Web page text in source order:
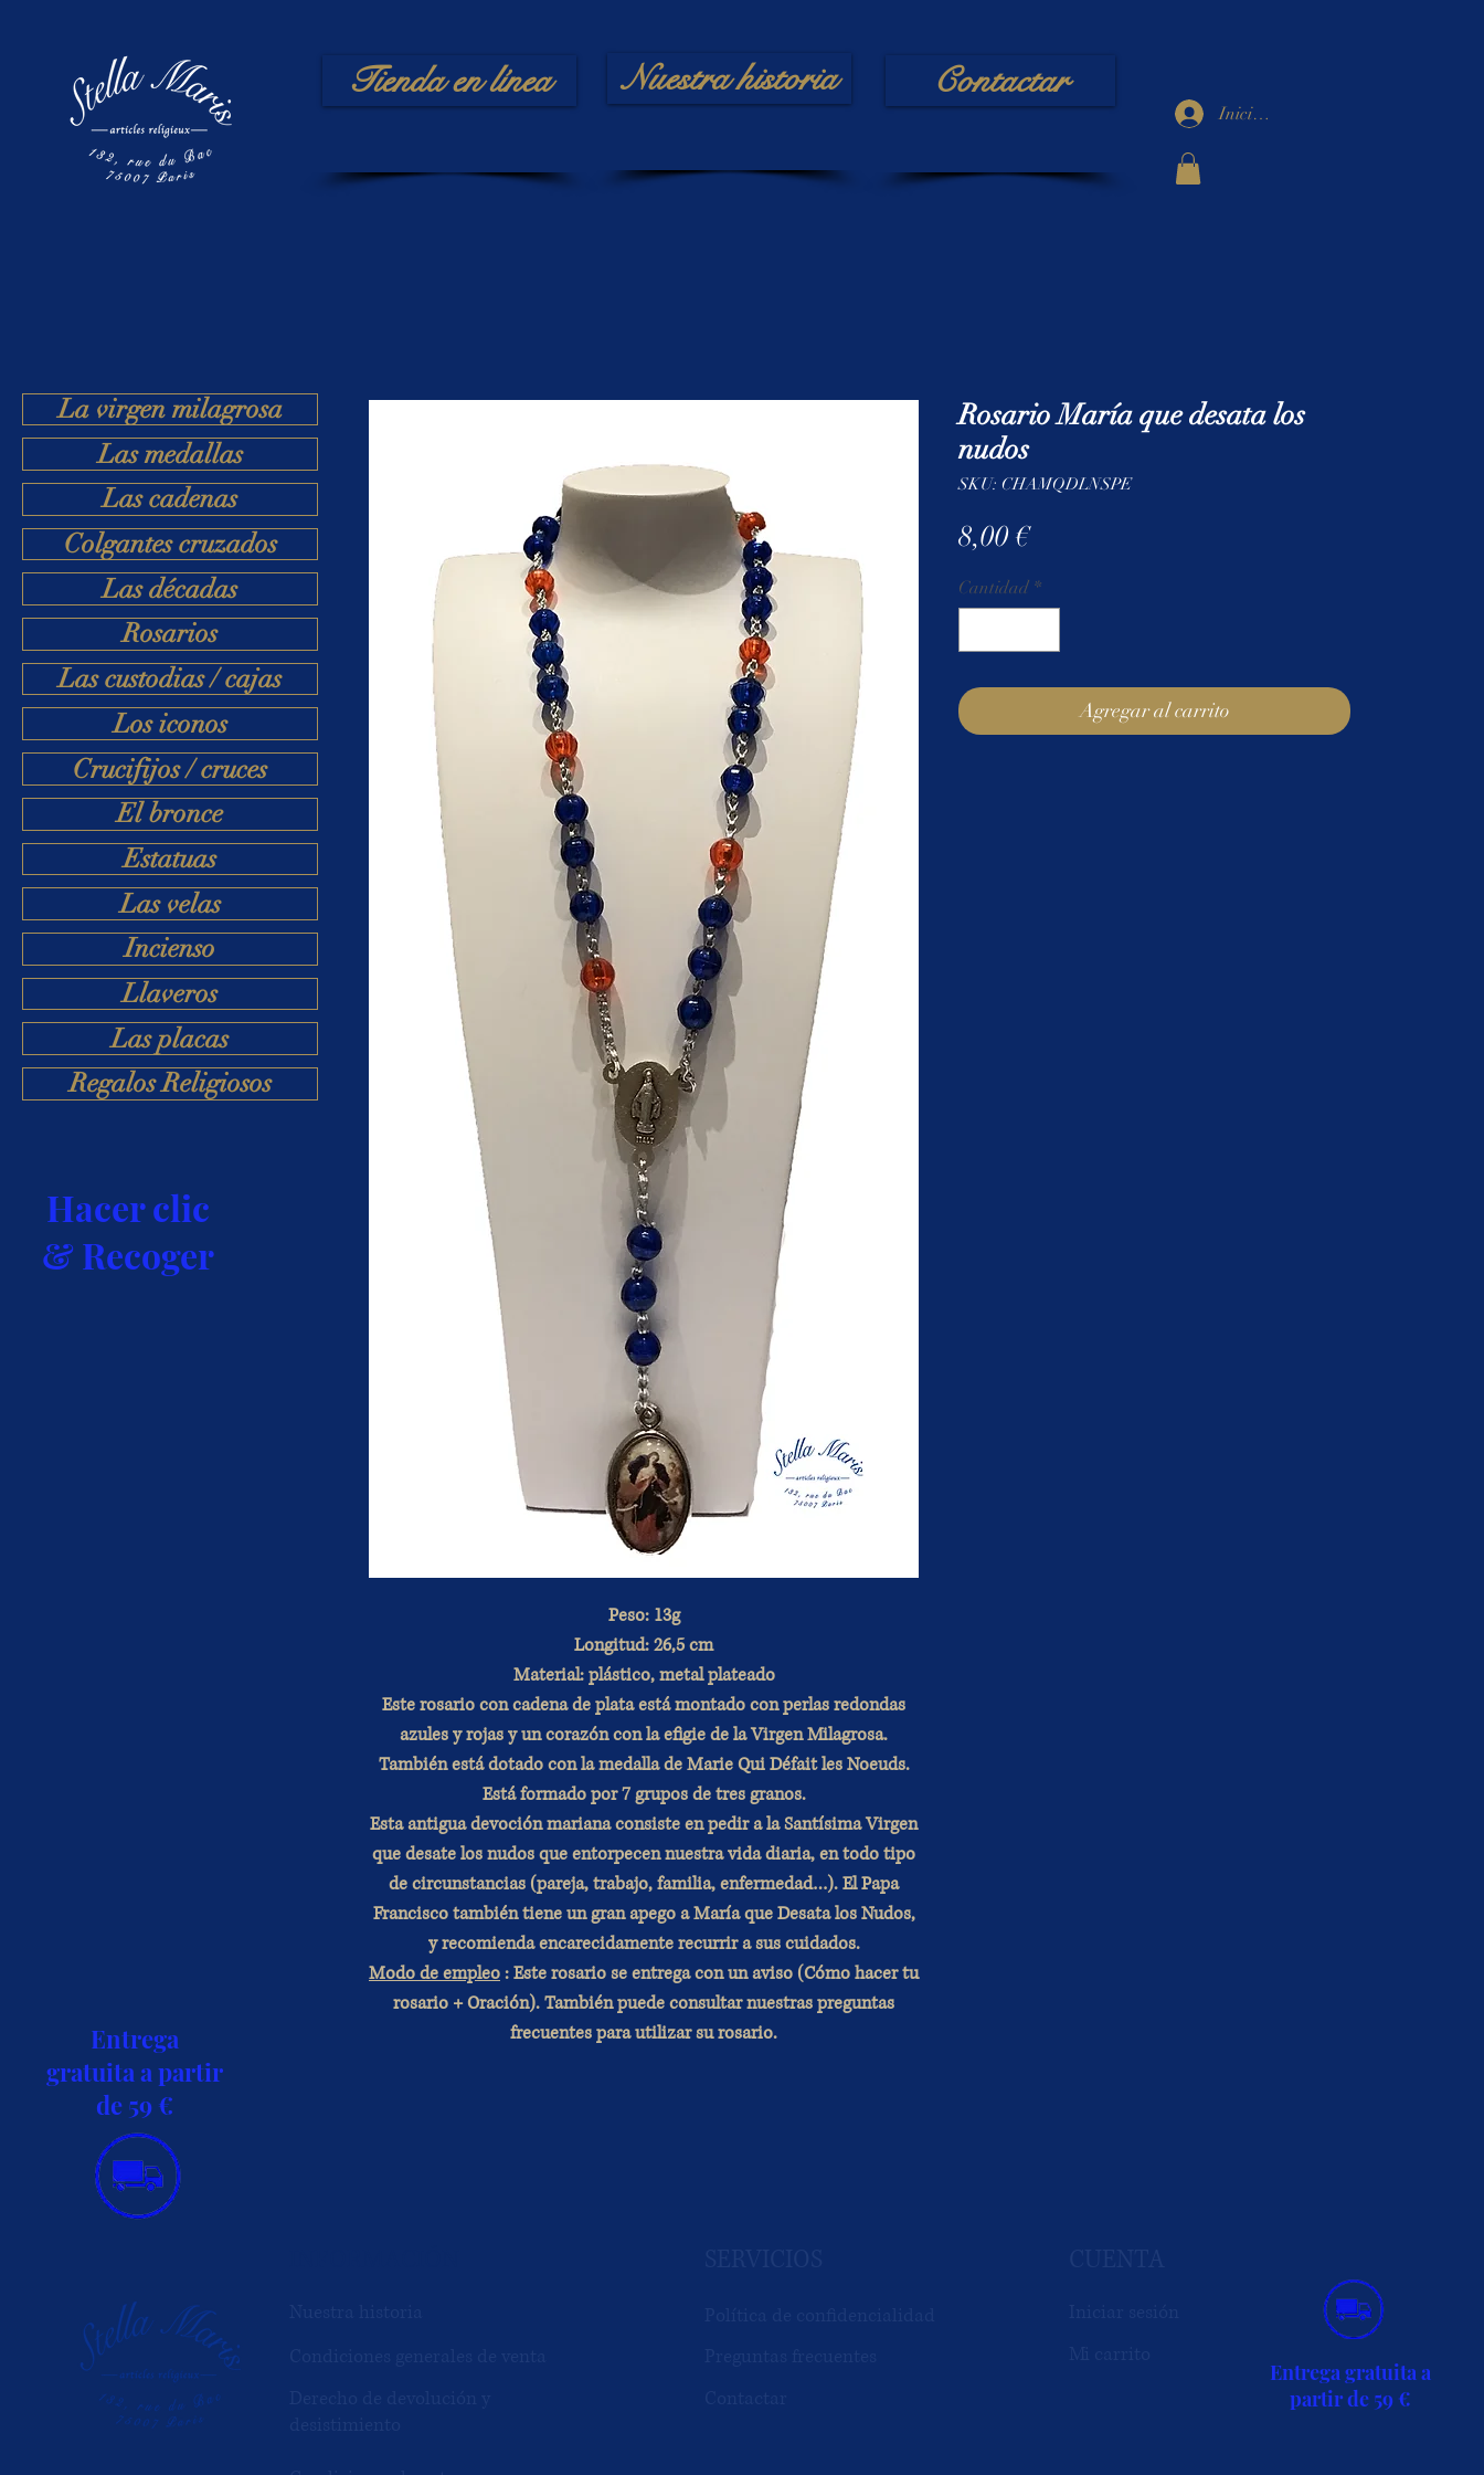
Tienda en línea Nuestra historia Contactar
Iniciar sesión
La virgen milagrosa
Las medallas
Las cadenas
Colgantes cruzados
Las décadas
Rosarios
Las custodias / cajas
Los iconos
Crucifijos / cruces
El bronce
Estatuas
Las velas
Incienso
Llaveros
Las placas
Regalos Religiosos
Hacer clic
& Recoger
Entrega
gratuita a partir
de 59 €
Peso: 13g
Longitud: 26,5 cm
Material: plástico, metal plateado
Este rosario con cadena de plata está montado con perlas redondas
azules y rojas y un corazón con la efigie de la Virgen Milagrosa.
También está dotado con la medalla de Marie Qui Défait les Noeuds.
Está formado por 7 grupos de tres granos.
Esta antigua devoción mariana consiste en pedir a la Santísima Virgen
que desate los nudos que entorpecen nuestra vida diaria, en todo tipo
de circunstancias (pareja, trabajo, familia, enfermedad…). El Papa
Francisco también tiene un gran apego a María que Desata los Nudos,
y recomienda encarecidamente recurrir a sus cuidados.
Modo de empleo: Este rosario se entrega con un aviso (Cómo hacer tu
rosario + Oración). También puede consultar nuestras preguntas
frecuentes para utilizar su rosario.
Rosario María que desata los
nudos
SKU: CHAMQDLNSPE
8,00 €Precio
Cantidad *
Agregar al carrito
Entrega gratuita a
partir de 59 €